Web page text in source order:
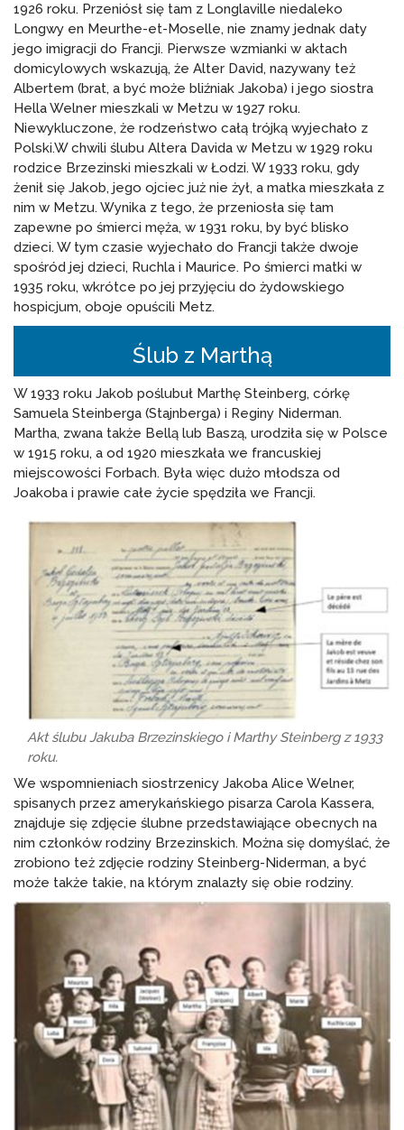
1926 roku. Przeniósł się tam z Longlaville niedaleko
Longwy en Meurthe-et-Moselle, nie znamy jednak daty
jego imigracji do Francji. Pierwsze wzmianki w aktach
domicylowych wskazują, że Alter David, nazywany też
Albertem (brat, a być może bliźniak Jakoba) i jego siostra
Hella Welner mieszkali w Metzu w 1927 roku.
Niewykluczone, że rodzeństwo całą trójką wyjechało z
Polski.W chwili ślubu Altera Davida w Metzu w 1929 roku
rodzice Brzezinski mieszkali w Łodzi. W 1933 roku, gdy
żenił się Jakob, jego ojciec już nie żył, a matka mieszkała z
nim w Metzu. Wynika z tego, że przeniosła się tam
zapewne po śmierci męża, w 1931 roku, by być blisko
dzieci. W tym czasie wyjechało do Francji także dwoje
spośród jej dzieci, Ruchla i Maurice. Po śmierci matki w
1935 roku, wkrótce po jej przyjęciu do żydowskiego
hospicjum, oboje opuścili Metz.
Ślub z Marthą
W 1933 roku Jakob poślubuł Marthę Steinberg, córkę
Samuela Steinberga (Stajnberga) i Reginy Niderman.
Martha, zwana także Bellą lub Baszą, urodziła się w Polsce
w 1915 roku, a od 1920 mieszkała we francuskiej
miejscowości Forbach. Była więc dużo młodsza od
Joakoba i prawie całe życie spędziła we Francji.
Akt ślubu Jakuba Brzezinskiego i Marthy Steinberg z 1933
roku.
We wspomnieniach siostrzenicy Jakoba Alice Welner,
spisanych przez amerykańskiego pisarza Carola Kassera,
znajduje się zdjęcie ślubne przedstawiające obecnych na
nim członków rodziny Brzezinskich. Można się domyślać, że
zrobiono też zdjęcie rodziny Steinberg-Niderman, a być
może także takie, na którym znalazły się obie rodziny.